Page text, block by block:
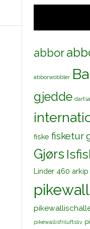
abbor
abborwobbler
gjedde
fiske fisketur
Gjørs
Linder 460 arkip
pikewallisfriluftsliv